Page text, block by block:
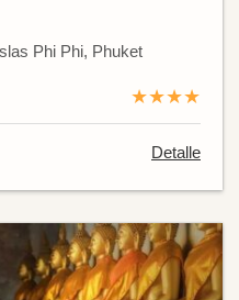
Phi Phi, Phuket
★★★★
Detalle